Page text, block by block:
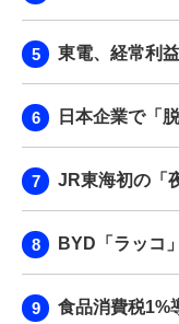
東電、経常利
日本企業で「
JR東海初の「
BYD「ラッコ
食品消費税1%